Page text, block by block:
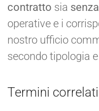
contratto sia
operative e i
nostro ufficio
secondo tipologia
Termini